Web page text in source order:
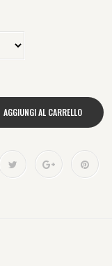
AGGIUNGI AL CARRELLO